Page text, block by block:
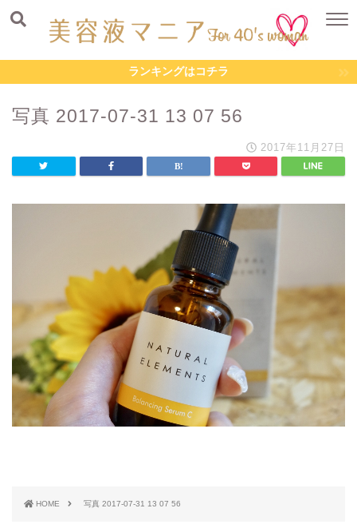
ランキングはコチラ
写真 2017-07-31 13 07 56
2017年11月27日
HOME 写真 2017-07-31 13 07 56